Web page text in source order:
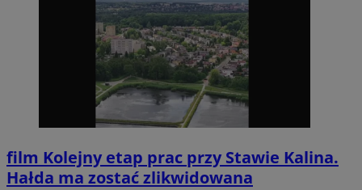
film Kolejny etap prac przy Stawie Kalina.
Hałda ma zostać zlikwidowana